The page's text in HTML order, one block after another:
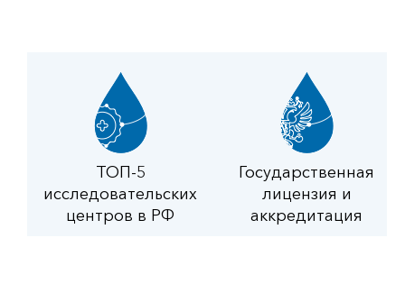
ТОП-5
исследовательских
центров в РФ
Государственная
лицензия и
аккредитация